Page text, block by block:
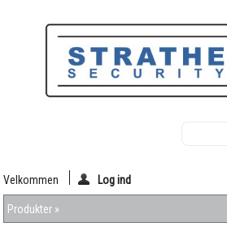
Velkommen Log ind